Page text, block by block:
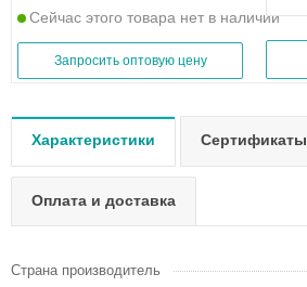
Сейчас этого товара нет в наличии
Запросить оптовую цену
Характеристики Сертификаты
Оплата и доставка
Страна производитель